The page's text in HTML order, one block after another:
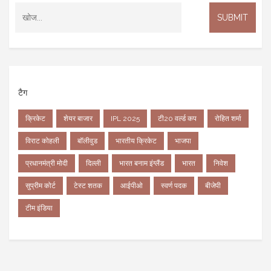
टैग
क्रिकेट शेयर बाजार IPL 2025 टी20 वर्ल्ड कप रोहित शर्मा
विराट कोहली बॉलीवुड भारतीय क्रिकेट भाजपा
प्रधानमंत्री मोदी दिल्ली भारत बनाम इंग्लैंड भारत निवेश
सुप्रीम कोर्ट टेस्ट शतक आईपीओ स्वर्ण पदक बीजेपी
टीम इंडिया